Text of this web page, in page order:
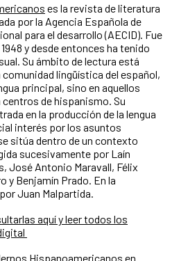
es la revista de literatura
por la Agencia Española de
para el desarrollo (AECID). Fue
y desde entonces ha tenido
Su ámbito de lectura está
lingüística del español,
principal, sino en aquellos
de hispanismo. Su
en la producción de la lengua
interés por los asuntos
sitúa dentro de un contexto
sucesivamente por Laín
José Antonio Maravall, Félix
y Benjamín Prado. En la
Juan Malpartida.
aquí y leer todos los
Hispanoamericanos en